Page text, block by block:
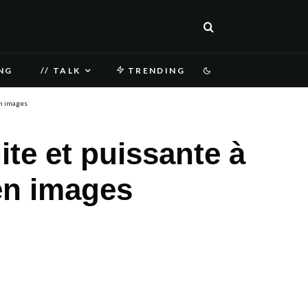
// TALK TRENDING
images
et puissante à
images